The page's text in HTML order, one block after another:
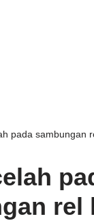
pada sambungan
rel